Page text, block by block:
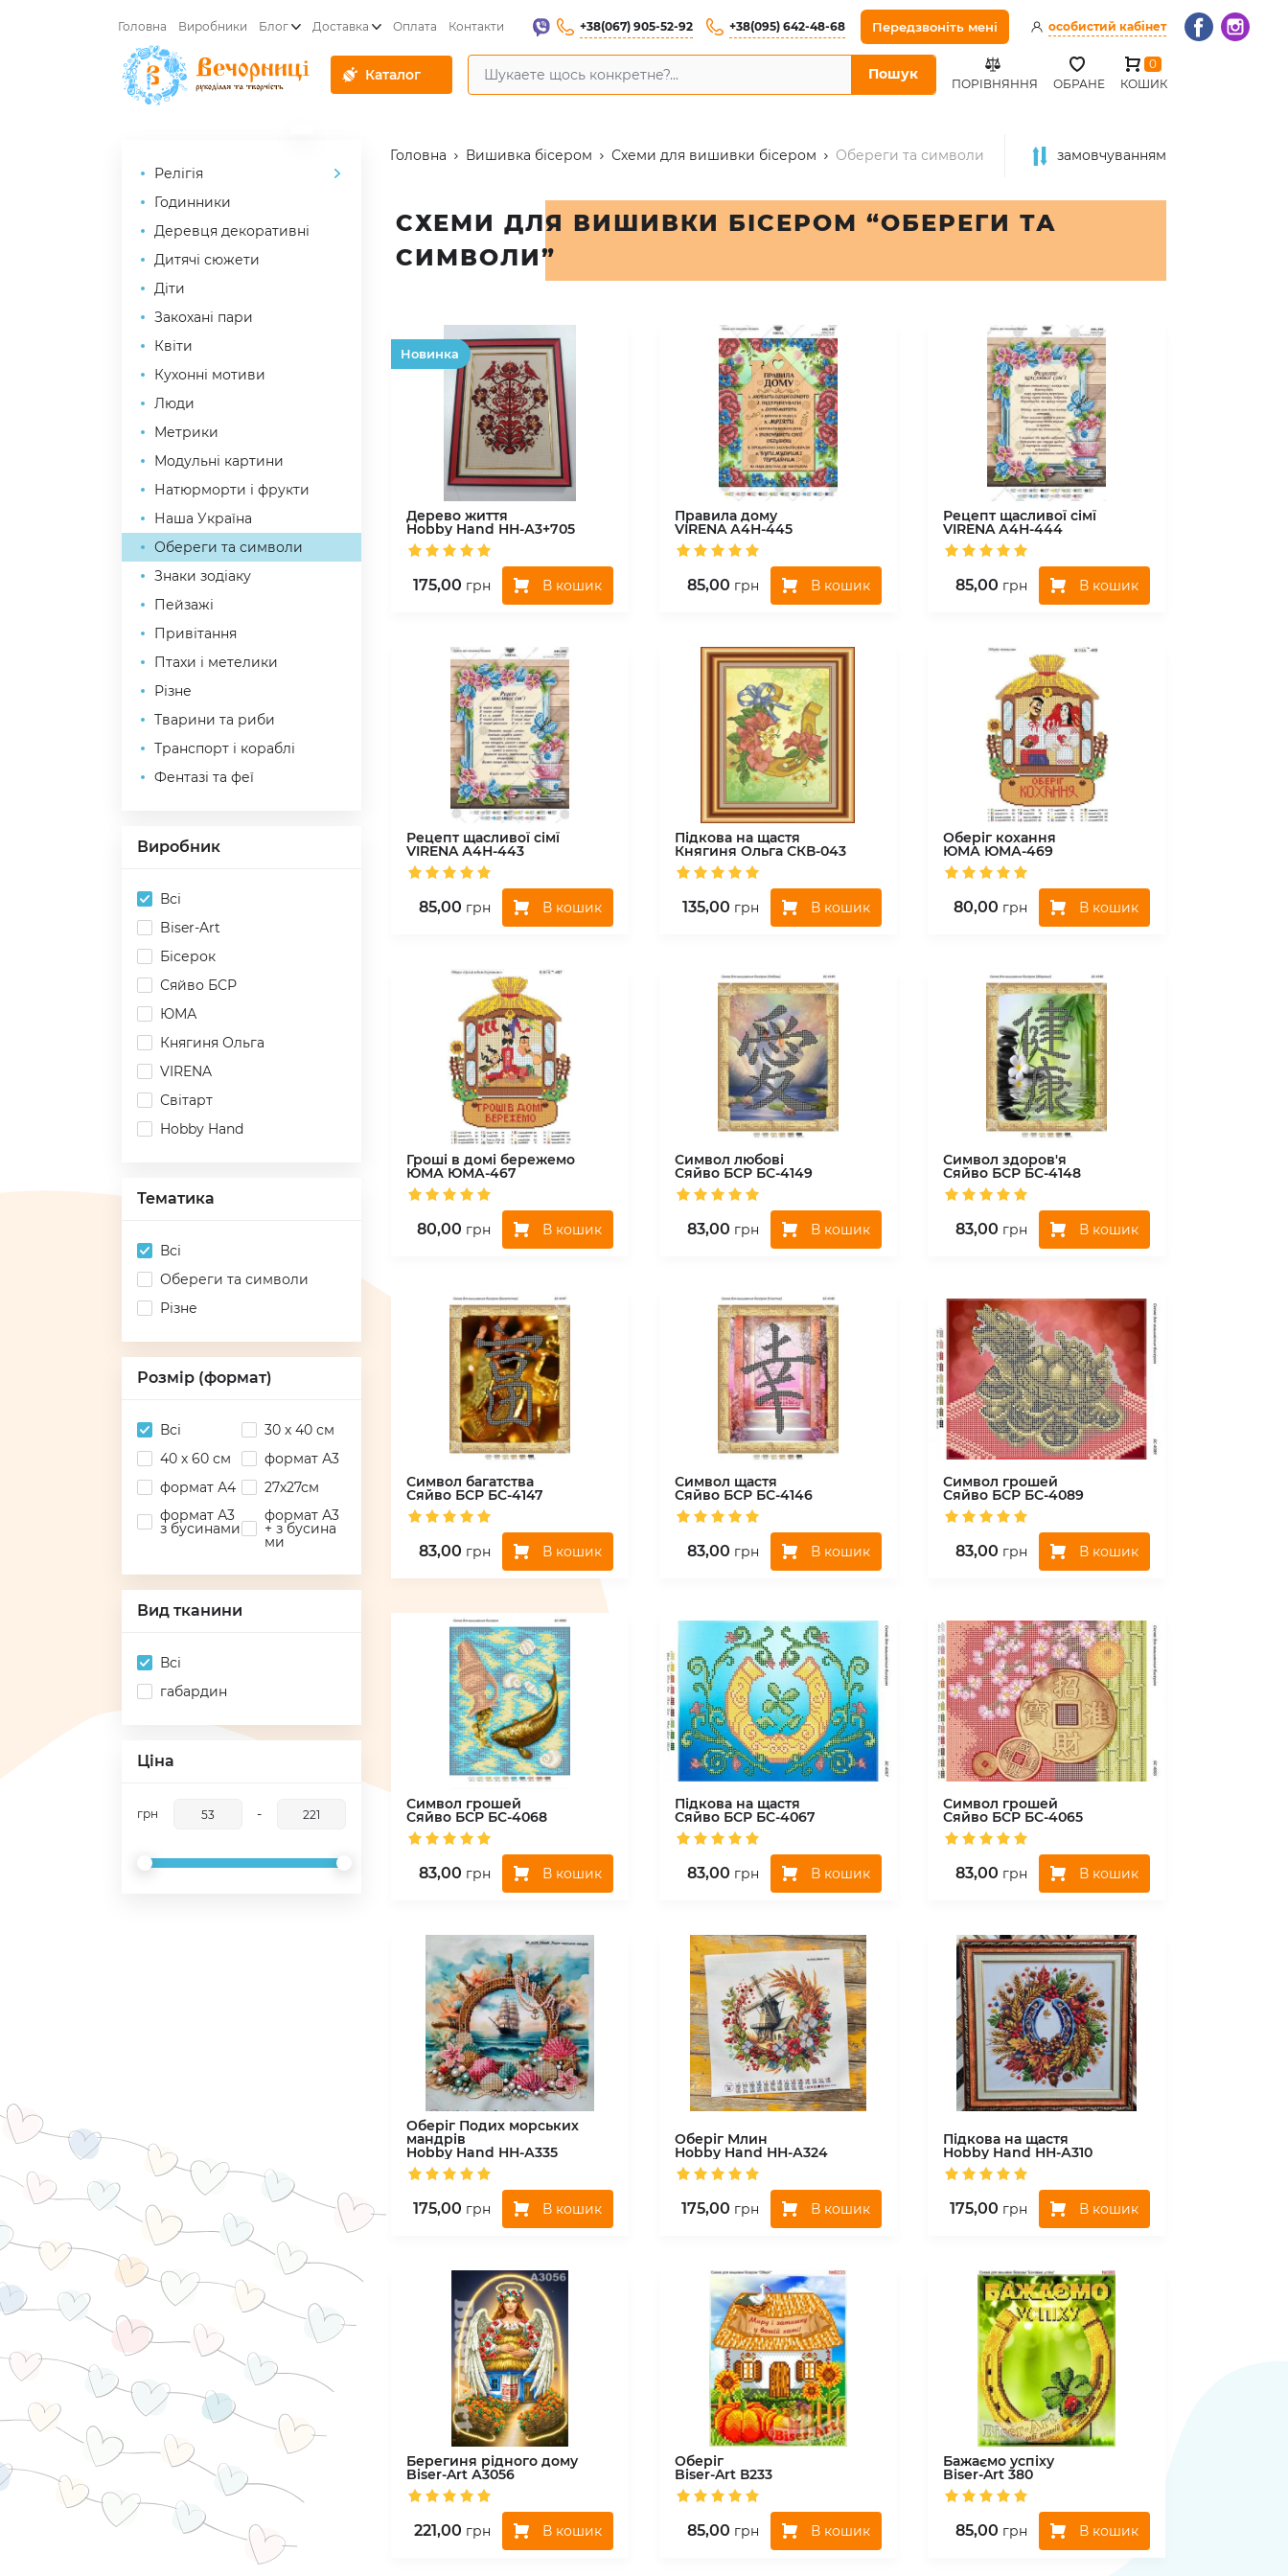
Головна Виробники Блог Доставка Оплата Контакти +38(067) 905-52-92 +38(095) 642-48-68 Передзвоніть мені особистий кабінет
Каталог
ПОРІВНЯННЯ ОБРАНЕ
0
КОШИК
Пошук
Релігія
Годинники
Деревця декоративні
Дитячі сюжети
Діти
Закохані пари
Квіти
Кухонні мотиви
Люди
Метрики
Модульні картини
Натюрморти і фрукти
Наша Україна
Обереги та символи
Знаки зодіаку
Пейзажі
Привітання
Птахи і метелики
Різне
Тварини та риби
Транспорт і кораблі
Фентазі та феї
Виробник
Всі
Biser-Art
Бісерок
Сяйво БСР
ЮМА
Княгиня Ольга
VIRENA
Світарт
Hobby Hand
Тематика
Всі
Обереги та символи
Різне
Розмір (формат)
Всі
30 х 40 см
40 х 60 см
формат А3
формат А4
27х27см
формат А3
з бусинами
формат А3
+ з бусина
ми
Вид тканини
Всі
габардин
Ціна
грн -
замовчуванням
Головна Вишивка бісером Схеми для вишивки бісером Обереги та символи
СХЕМИ ДЛЯ ВИШИВКИ БІСЕРОМ “ОБЕРЕГИ ТА
СИМВОЛИ”
Hовинка
Дерево життя
Hobby Hand НН-А3+705
175,00 грн В кошик
Правила дому
VIRENA А4Н-445
85,00 грн В кошик
Рецепт щасливої сімї
VIRENA А4Н-444
85,00 грн В кошик
Рецепт щасливої сімї
VIRENA А4Н-443
85,00 грн В кошик
Підкова на щастя
Княгиня Ольга СКВ-043
135,00 грн В кошик
Оберіг кохання
ЮМА ЮМА-469
80,00 грн В кошик
Гроші в домі бережемо
ЮМА ЮМА-467
80,00 грн В кошик
Символ любові
Сяйво БСР БС-4149
83,00 грн В кошик
Символ здоров'я
Сяйво БСР БС-4148
83,00 грн В кошик
Символ багатства
Сяйво БСР БС-4147
83,00 грн В кошик
Символ щастя
Сяйво БСР БС-4146
83,00 грн В кошик
Символ грошей
Сяйво БСР БС-4089
83,00 грн В кошик
Символ грошей
Сяйво БСР БС-4068
83,00 грн В кошик
Підкова на щастя
Сяйво БСР БС-4067
83,00 грн В кошик
Символ грошей
Сяйво БСР БС-4065
83,00 грн В кошик
Оберіг Подих морських
мандрів
Hobby Hand НН-А335
175,00 грн В кошик
Оберіг Млин
Hobby Hand НН-А324
175,00 грн В кошик
Підкова на щастя
Hobby Hand НН-А310
175,00 грн В кошик
Берегиня рідного дому
Biser-Art А3056
221,00 грн В кошик
Оберіг
Biser-Art В233
85,00 грн В кошик
Бажаємо успіху
Biser-Art 380
85,00 грн В кошик